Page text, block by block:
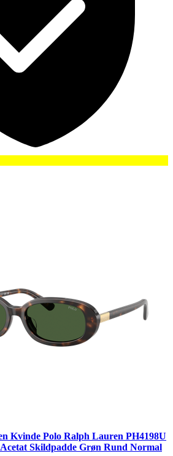
Kvinde Polo Ralph Lauren PH4198U
Skildpadde Grøn Rund Normal